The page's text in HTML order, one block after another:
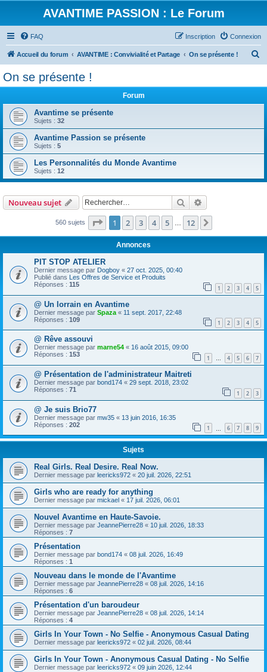
AVANTIME PASSION : Le Forum
FAQ Connexion
Inscription
Accueil du forum AVANTIME : Convivialité et Partage On se présente !
h
r
On se présente !
Forum
Avantime se présente
Sujets : 32
Avantime Passion se présente
Sujets : 5
Les Personnalités du Monde Avantime
Sujets : 12
Nouveau sujet Rechercher
560 sujets Page 1sur12
1 2 3 4 5 12
Annonces
PIT STOP ATELIER
Dernier message par Dogboy « 27 oct. 2025, 00:40
Publié dans Les Offres de Service et Produits
Réponses : 115 1 2 3 4 5
@ Un lorrain en Avantime
Dernier message par Spaza « 11 sept. 2017, 22:48
Réponses : 109 1 2 3 4 5
@ Rêve assouvi
Dernier message par marne54 « 16 août 2015, 09:00
Réponses : 153 1 … 4 5 6 7
@ Présentation de l'administrateur Maitreti
Dernier message par bond174 « 29 sept. 2018, 23:02
Réponses : 71 1 2 3
@ Je suis Brio77
Dernier message par mw35 « 13 juin 2016, 16:35
Réponses : 202 1 6 7 8 9
Sujets
Real Girls. Real Desire. Real Now.
Dernier message par leericks972 « 20 juil. 2026, 22:51
Girls who are ready for anything
Dernier message par mickael « 17 juil. 2026, 06:01
Nouvel Avantime en Haute-Savoie.
Dernier message par JeannePierre28 « 10 juil. 2026, 18:33
Réponses : 7
Présentation
Dernier message par bond174 « 08 juil. 2026, 16:49
Réponses : 1
Nouveau dans le monde de l'Avantime
Dernier message par JeannePierre28 « 08 juil. 2026, 14:16
Réponses : 6
Présentation d'un baroudeur
Dernier message par JeannePierre28 « 08 juil. 2026, 14:14
Réponses : 4
Girls In Your Town - No Selfie - Anonymous Casual Dating
Dernier message par leericks972 « 02 juil. 2026, 08:44
Girls In Your Town - Anonymous Casual Dating - No Selfie
Dernier message par leericks972 « 09 juin 2026, 12:44